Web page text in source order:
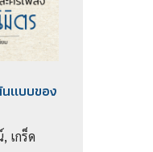
แบบของ
เกร็ด